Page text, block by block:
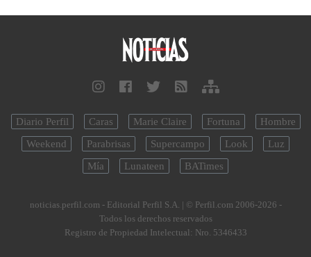
Diario Perfil Caras Marie Claire Fortuna
Hombre
Weekend
Parabrisas Supercampo Look
Luz
Mía
Lunateen BATimes
noticias.perfil.com - Editorial Perfil S.A. | © Perfil.com 2006-2026 -
Todos los derechos reservados
Registro de Propiedad Intelectual: Nro. 5346433